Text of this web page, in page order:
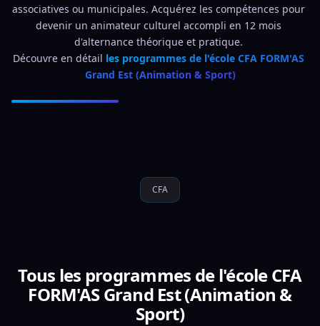
associatives ou municipales. Acquérez les compétences pour
devenir un animateur culturel accompli en 12 mois
d'alternance théorique et pratique.
Découvre en détail les programmes de l'école CFA FORM'AS
Grand Est (Animation & Sport)
CFA
Tous les programmes de l'école CFA
FORM'AS Grand Est (Animation &
Sport)